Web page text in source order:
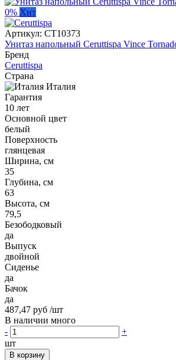
0% Хит
Артикул: CT10373
Унитаз напольный Ceruttispa Vince
Бренд
Ceruttispa
Страна
Италия
Гарантия
10 лет
Основной цвет
белый
Поверхность
глянцевая
Ширина, см
35
Глубина, см
63
Высота, см
79,5
Безободковый
да
Выпуск
двойной
Сиденье
да
Бачок
да
487,47 руб /шт
В наличии много
-
+
шт
В корзину